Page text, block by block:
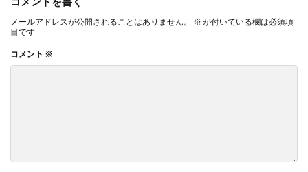
メールアドレスが公開されることはありません。 ※ が付いている欄は必須項
目です
コメント ※